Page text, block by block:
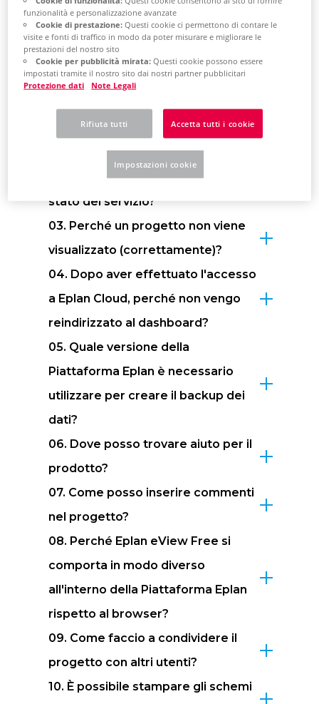
Eplan eView
Free
per utilizzare Eplan eView Free?
02. Dove è possibile visualizzare la
manutenzione programmata e lo
stato del servizio?
03. Perché un progetto non viene
visualizzato (correttamente)?
04. Dopo aver effettuato l'accesso
a Eplan Cloud, perché non vengo
reindirizzato al dashboard?
05. Quale versione della
Piattaforma Eplan è necessario
utilizzare per creare il backup dei
dati?
06. Dove posso trovare aiuto per il
prodotto?
07. Come posso inserire commenti
nel progetto?
08. Perché Eplan eView Free si
comporta in modo diverso
all'interno della Piattaforma Eplan
rispetto al browser?
09. Come faccio a condividere il
progetto con altri utenti?
10. È possibile stampare gli schemi
funzionalità e personalizzazione avanzate
Cookie di prestazione:Questi cookie ci permettono di contare le
visite e fonti di traffico in modo da poter misurare e migliorare le
prestazioni del nostro sito
Cookie per pubblicità mirata:Questi cookie possono essere
impostati tramite il nostro sito dai nostri partner pubblicitari
Protezione dati
Note Legali
Rifiuta tutti Accetta tutti i cookie
Impostazioni cookie